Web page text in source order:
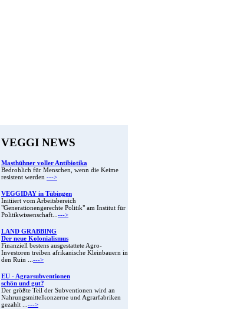
VEGGI NEWS
Masthühner voller Antibiotika
Bedrohlich für Menschen, wenn die Keime
resistent werden --->
VEGGIDAY in Tübingen
Initiiert vom Arbeitsbereich
"Generationengerechte Politik" am Institut für
Politikwissenschaft...--->
LAND GRABBING
Der neue Kolonialismus
Finanziell bestens ausgestattete Agro-
Investoren treiben afrikanische Kleinbauern in
den Ruin ...--->
EU - Agrarsubventionen
schön und gut?
Der größte Teil der Subventionen wird an
Nahrungsmittelkonzerne und Agrarfabriken
gezahlt ...--->